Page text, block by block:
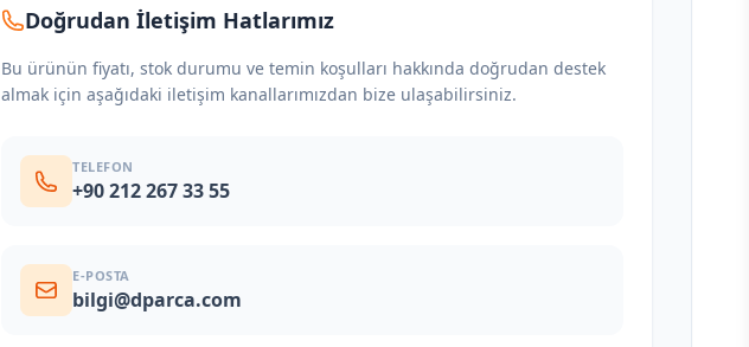
Doğrudan İletişim Hatlarımız
Bu ürünün fiyatı, stok durumu ve temin koşulları hakkında doğrudan destek
almak için aşağıdaki iletişim kanallarımızdan bize ulaşabilirsiniz.
TELEFON
+90 212 267 33 55
E-POSTA
bilgi@dparca.com